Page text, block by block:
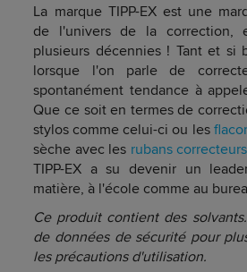
La marque TIPP-EX est une
de l'univers de la correction,
plusieurs décennies ! Tant et si
lorsque l'on parle de
spontanément tendance à
Que ce soit en termes de
stylos comme celui-ci ou les
sèche avec les rubans
TIPP-EX a su devenir un
matière, à l'école comme au
Ce produit contient des
de données de sécurité pour
les précautions d'utilisation.